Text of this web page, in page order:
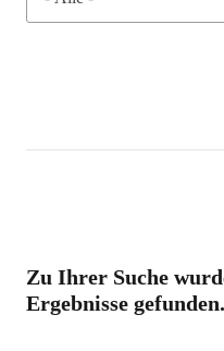
Zu Ihrer Suche
Ergebnisse gefunden.